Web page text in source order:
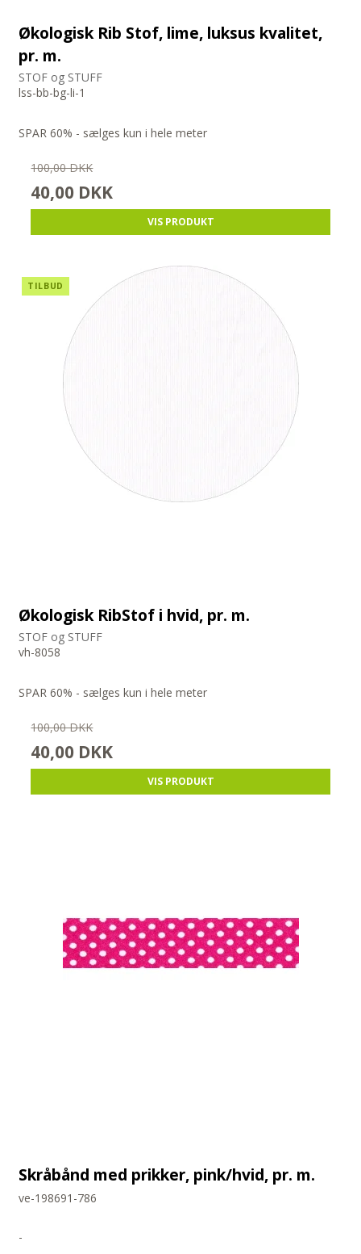
Økologisk Rib Stof, lime, luksus kvalitet,
pr. m.
STOF og STUFF
lss-bb-bg-li-1
SPAR 60% - sælges kun i hele meter
100,00 DKK
40,00 DKK
VIS PRODUKT
TILBUD
Økologisk RibStof i hvid, pr. m.
STOF og STUFF
vh-8058
SPAR 60% - sælges kun i hele meter
100,00 DKK
40,00 DKK
VIS PRODUKT
Skråbånd med prikker, pink/hvid, pr. m.
ve-198691-786
-